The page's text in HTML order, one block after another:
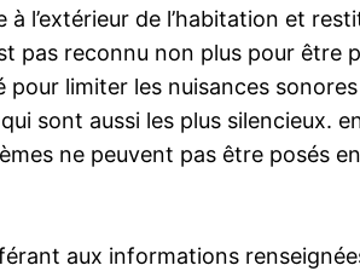
l’extérieur de l’habitation et
pas reconnu non plus pour
limiter les nuisances
sont aussi les plus silencieux.
ne peuvent pas être posés
aux informations